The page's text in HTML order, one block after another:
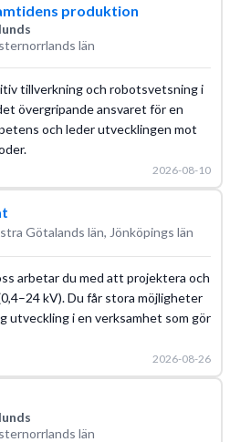
produktion
län
tillverkning och robotsvetsning i
övergripande ansvaret för en
och leder utvecklingen mot
2026-08-10
Götalands län, Jönköpings län
arbetar du med att projektera och
kV). Du får stora möjligheter
utveckling i en verksamhet som gör
2026-08-26
län